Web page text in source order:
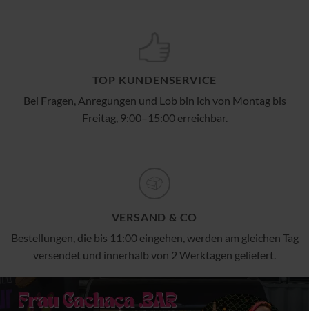
TOP KUNDENSERVICE
Bei Fragen, Anregungen und Lob bin ich von Montag bis
Freitag, 9:00–15:00 erreichbar.
VERSAND & CO
Bestellungen, die bis 11:00 eingehen, werden am gleichen Tag
versendet und innerhalb von 2 Werktagen geliefert.